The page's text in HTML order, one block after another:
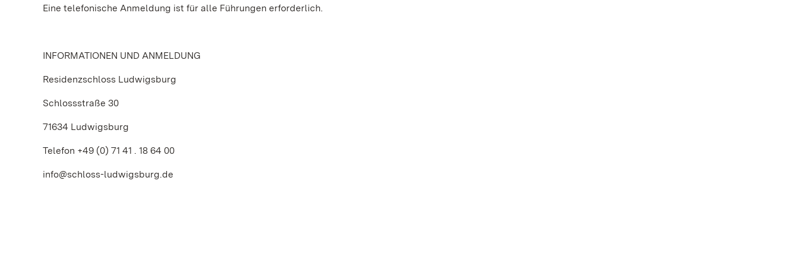
Eine telefonische Anmeldung ist für alle Führungen erforderlich.
INFORMATIONEN UND ANMELDUNG
Residenzschloss Ludwigsburg
Schlossstraße 30
71634 Ludwigsburg
Telefon +49 (0) 71 41 . 18 64 00
info@schloss-ludwigsburg.de